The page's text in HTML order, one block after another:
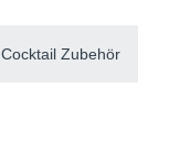
Cocktail Zubehör